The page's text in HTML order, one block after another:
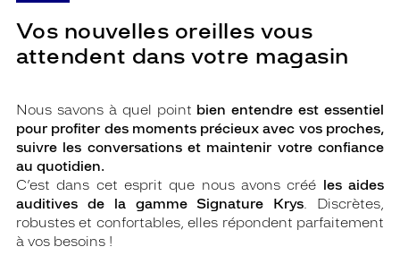
Vos nouvelles oreilles vous
attendent dans votre magasin
Nous savons à quel point bien entendre est essentiel
pour profiter des moments précieux avec vos proches,
suivre les conversations et maintenir votre confiance
au quotidien.
C’est dans cet esprit que nous avons créé les aides
auditives de la gamme Signature Krys. Discrètes,
robustes et confortables, elles répondent parfaitement
à vos besoins !